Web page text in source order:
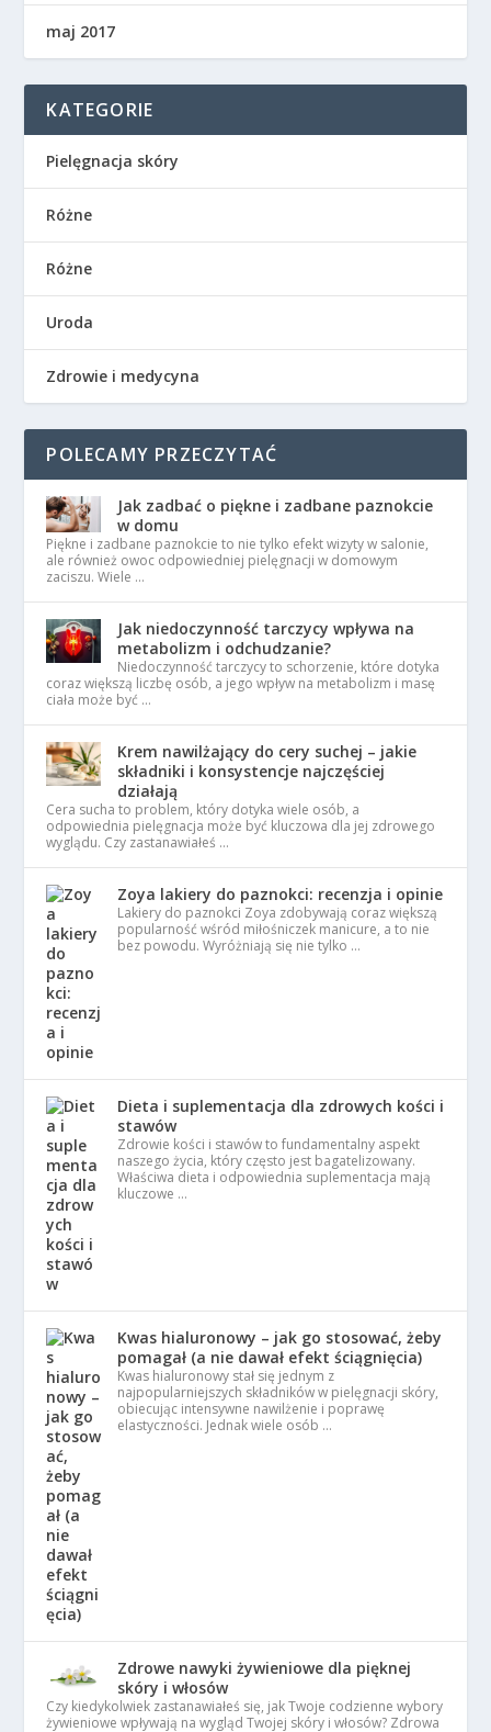
maj 2017
KATEGORIE
Pielęgnacja skóry
Różne
Różne
Uroda
Zdrowie i medycyna
POLECAMY PRZECZYTAĆ
Jak zadbać o piękne i zadbane paznokcie
w domu
Piękne i zadbane paznokcie to nie tylko efekt wizyty w salonie,
ale również owoc odpowiedniej pielęgnacji w domowym
zaciszu. Wiele …
Jak niedoczynność tarczycy wpływa na
metabolizm i odchudzanie?
Niedoczynność tarczycy to schorzenie, które dotyka
coraz większą liczbę osób, a jego wpływ na metabolizm i masę
ciała może być …
Krem nawilżający do cery suchej – jakie
składniki i konsystencje najczęściej
działają
Cera sucha to problem, który dotyka wiele osób, a
odpowiednia pielęgnacja może być kluczowa dla jej zdrowego
wyglądu. Czy zastanawiałeś …
Zoya lakiery do paznokci: recenzja i opinie
Lakiery do paznokci Zoya zdobywają coraz większą
popularność wśród miłośniczek manicure, a to nie
bez powodu. Wyróżniają się nie tylko …
Dieta i suplementacja dla zdrowych kości i
stawów
Zdrowie kości i stawów to fundamentalny aspekt
naszego życia, który często jest bagatelizowany.
Właściwa dieta i odpowiednia suplementacja mają
kluczowe …
Kwas hialuronowy – jak go stosować, żeby
pomagał (a nie dawał efekt ściągnięcia)
Kwas hialuronowy stał się jednym z
najpopularniejszych składników w pielęgnacji skóry,
obiecując intensywne nawilżenie i poprawę
elastyczności. Jednak wiele osób …
Zdrowe nawyki żywieniowe dla pięknej
skóry i włosów
Czy kiedykolwiek zastanawiałeś się, jak Twoje codzienne wybory
żywieniowe wpływają na wygląd Twojej skóry i włosów? Zdrowa